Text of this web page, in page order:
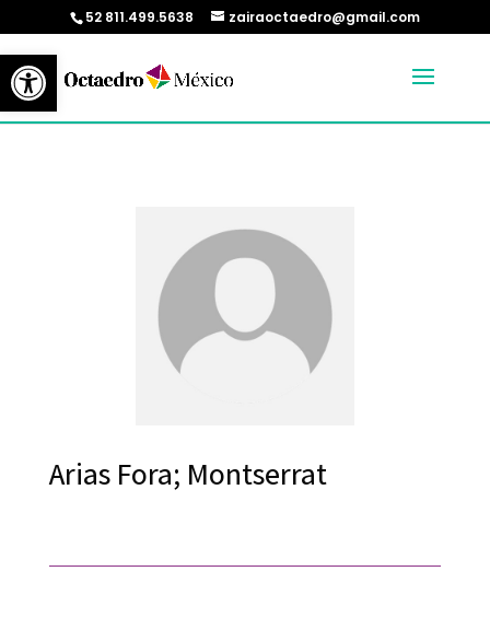
Abrir barra de herramientas
52 811.499.5638 zairaoctaedro@gmail.com
Arias Fora; Montserrat